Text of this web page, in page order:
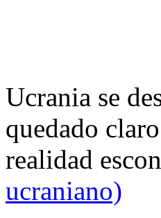
Ucrania se
quedado
realidad
ucraniano)